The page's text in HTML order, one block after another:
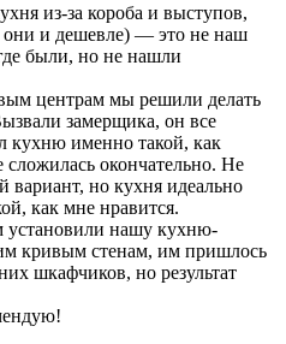
из-за короба и выступов,
они и дешевле) — это не наш
были, но не нашли
центрам мы решили делать
замерщика, он все
кухню именно такой, как
сложилась окончательно. Не
вариант, но кухня идеально
как мне нравится.
установили нашу кухню-
кривым стенам, им пришлось
шкафчиков, но результат